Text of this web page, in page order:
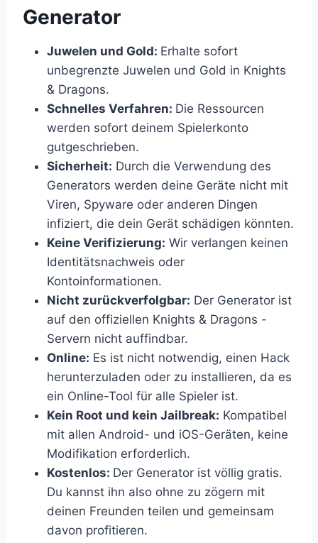
Generator
Juwelen und Gold: Erhalte sofort
unbegrenzte Juwelen und Gold in Knights
& Dragons.
Schnelles Verfahren: Die Ressourcen
werden sofort deinem Spielerkonto
gutgeschrieben.
Sicherheit: Durch die Verwendung des
Generators werden deine Geräte nicht mit
Viren, Spyware oder anderen Dingen
infiziert, die dein Gerät schädigen könnten.
Keine Verifizierung: Wir verlangen keinen
Identitätsnachweis oder
Kontoinformationen.
Nicht zurückverfolgbar: Der Generator ist
auf den offiziellen Knights & Dragons -
Servern nicht auffindbar.
Online: Es ist nicht notwendig, einen Hack
herunterzuladen oder zu installieren, da es
ein Online-Tool für alle Spieler ist.
Kein Root und kein Jailbreak: Kompatibel
mit allen Android- und iOS-Geräten, keine
Modifikation erforderlich.
Kostenlos: Der Generator ist völlig gratis.
Du kannst ihn also ohne zu zögern mit
deinen Freunden teilen und gemeinsam
davon profitieren.